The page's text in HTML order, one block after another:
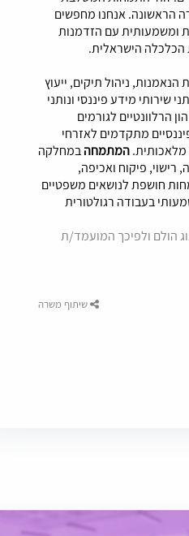
הראשונה. אנחנו מחפשים
ומשמעותית עם הזדמנות
הכלכלה הישראלית.
ניהול תיקים, ייעוץ
שירותי מידע פיננסי ונותני
הרלוונטיים לגורמים
מתקדמים לאזרחי
מלאכותית.המתמחהבמחלקה
פיקוח ואכיפה,
חושפת לנושאים משפטיים
בעבודה רגולטורית
הולם ולפיכך המועמד/ת
שיתוף משרה